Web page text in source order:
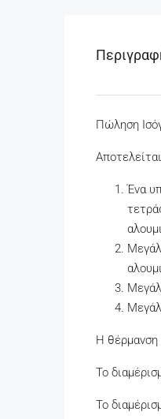
Πώληση
Ένα
Η θέρμανση
Το
Το